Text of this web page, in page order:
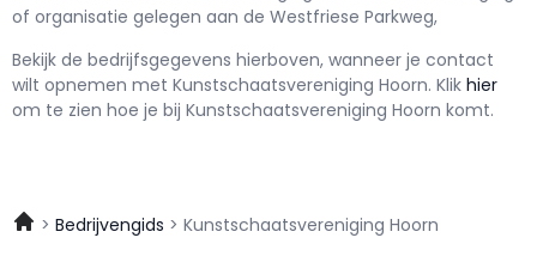
of organisatie gelegen aan de Westfriese Parkweg,
Bekijk de bedrijfsgegevens hierboven, wanneer je contact
wilt opnemen met Kunstschaatsvereniging Hoorn. Klik hier
om te zien hoe je bij Kunstschaatsvereniging Hoorn komt.
Bedrijvengids Kunstschaatsvereniging Hoorn